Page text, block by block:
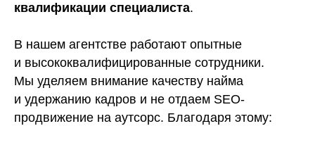
квалификации специалиста.
В нашем агентстве работают опытные
и высококвалифицированные сотрудники.
Мы уделяем внимание качеству найма
и удержанию кадров и не отдаем SEO-
продвижение на аутсорс. Благодаря этому: